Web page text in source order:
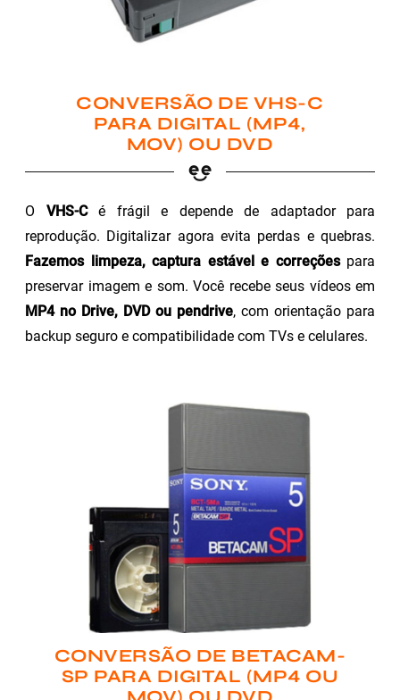
CONVERSÃO DE VHS-C
PARA DIGITAL (MP4,
MOV) OU DVD
O VHS-Cé frágil e depende de adaptador para
reprodução. Digitalizar agora evita perdas e quebras.
Fazemos limpeza, captura estável e correçõespara
preservar imagem e som. Você recebe seus vídeos em
MP4 no Drive, DVD ou pendrive, com orientação para
backup seguro e compatibilidade com TVs e celulares.
CONVERSÃO DE BETACAM-
SP PARA DIGITAL (MP4 OU